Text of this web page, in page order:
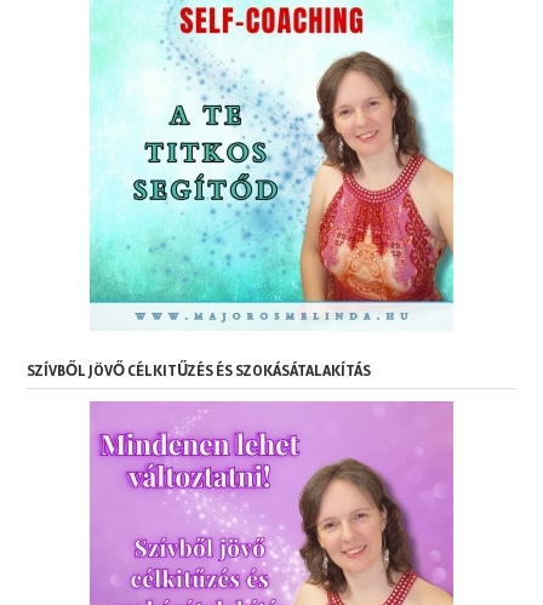
SZÍVBŐL JÖVŐ CÉLKITŰZÉS ÉS SZOKÁSÁTALAKÍTÁS